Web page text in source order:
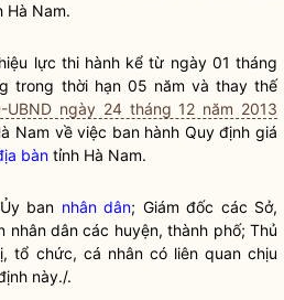
Hà Nam.
lực thi hành kể từ ngày 01 tháng
trong thời hạn 05 năm và thay thế
ngày 24 tháng 12 năm 2013
Nam về việc ban hành Quy định giá
bàn tỉnh Hà Nam.
Ủy ban nhân dân; Giám đốc các Sở,
nhân dâncác huyện, thành phố; Thủ
tổ chức, cá nhân có liên quan chịu
này./.